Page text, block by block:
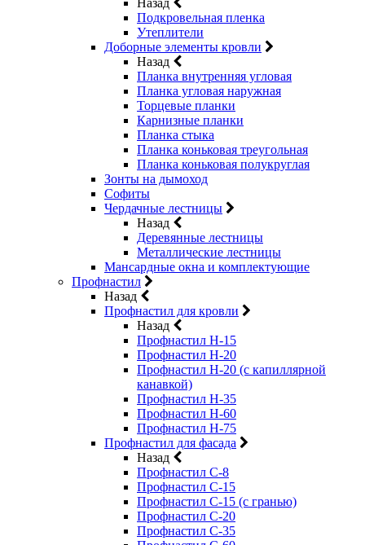
Назад
Подкровельная пленка
Утеплители
Доборные элементы кровли
Назад
Планка внутренняя угловая
Планка угловая наружная
Торцевые планки
Карнизные планки
Планка стыка
Планка коньковая треугольная
Планка коньковая полукруглая
Зонты на дымоход
Софиты
Чердачные лестницы
Назад
Деревянные лестницы
Металлические лестницы
Мансардные окна и комплектующие
Профнастил
Назад
Профнастил для кровли
Назад
Профнастил Н-15
Профнастил Н-20
Профнастил Н-20 (с капиллярной
канавкой)
Профнастил Н-35
Профнастил Н-60
Профнастил Н-75
Профнастил для фасада
Назад
Профнастил С-8
Профнастил С-15
Профнастил С-15 (с гранью)
Профнастил С-20
Профнастил С-35